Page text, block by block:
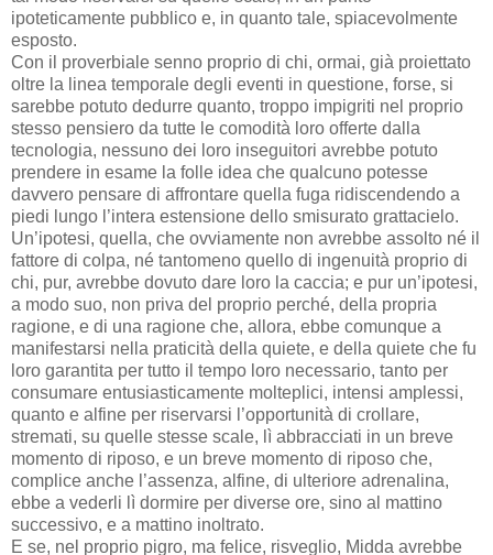
ipoteticamente pubblico e, in quanto tale, spiacevolmente
esposto.
Con il proverbiale senno proprio di chi, ormai, già proiettato
oltre la linea temporale degli eventi in questione, forse, si
sarebbe potuto dedurre quanto, troppo impigriti nel proprio
stesso pensiero da tutte le comodità loro offerte dalla
tecnologia, nessuno dei loro inseguitori avrebbe potuto
prendere in esame la folle idea che qualcuno potesse
davvero pensare di affrontare quella fuga ridiscendendo a
piedi lungo l’intera estensione dello smisurato grattacielo.
Un’ipotesi, quella, che ovviamente non avrebbe assolto né il
fattore di colpa, né tantomeno quello di ingenuità proprio di
chi, pur, avrebbe dovuto dare loro la caccia; e pur un’ipotesi,
a modo suo, non priva del proprio perché, della propria
ragione, e di una ragione che, allora, ebbe comunque a
manifestarsi nella praticità della quiete, e della quiete che fu
loro garantita per tutto il tempo loro necessario, tanto per
consumare entusiasticamente molteplici, intensi amplessi,
quanto e alfine per riservarsi l’opportunità di crollare,
stremati, su quelle stesse scale, lì abbracciati in un breve
momento di riposo, e un breve momento di riposo che,
complice anche l’assenza, alfine, di ulteriore adrenalina,
ebbe a vederli lì dormire per diverse ore, sino al mattino
successivo, e a mattino inoltrato.
E se, nel proprio pigro, ma felice, risveglio, Midda avrebbe